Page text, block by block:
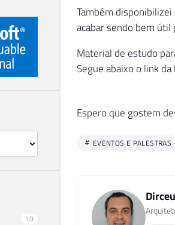
10
Também
acabar sendo bem útil
Material de estudo
Segue abaixo o link da
Espero que gostem
EVENTOS E PALESTRAS